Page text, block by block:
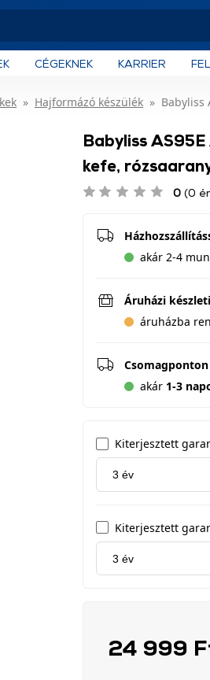
CÉGEKNEK KARRIER
Hajformázó készülék Babyliss
Babyliss
kefe,
0 (0
akár 2-4
Áruházi
áruházba
akár 1-3
Kiterjesztett
Kiterjesztett
24 999